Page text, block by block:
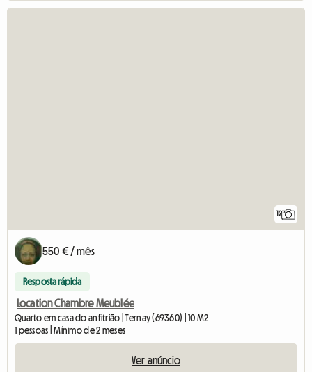
12
550 € / mês
Resposta rápida
Location Chambre Meublée
Quarto em casa do anfitrião | Ternay (69360) | 10 M2
1 pessoas | Mínimo de 2 meses
Ver anúncio